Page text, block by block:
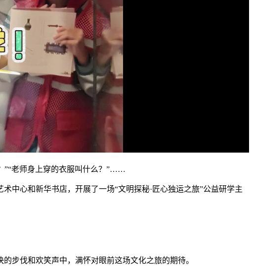
”“老师身上穿的衣服叫什么？”……
中心和新华书店，开展了一场“文明探秘·匠心独运之旅”公益研学主
步伐和欢笑声中，满怀对眼前这场文化之旅的期待。